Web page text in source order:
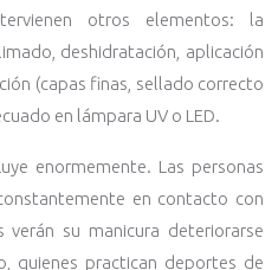
otros elementos: la
deshidratación, aplicación
(capas finas, sellado correcto
en lámpara UV o LED.
enormemente. Las personas
en contacto con
su manicura deteriorarse
quienes practican deportes de